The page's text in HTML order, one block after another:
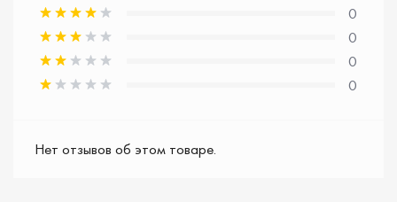
0
0
0
0
Нет отзывов об этом товаре.